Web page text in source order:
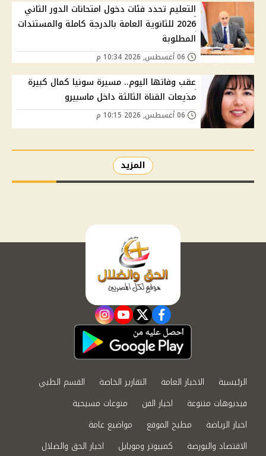
التعليم تحدد فئات دخول امتحانات الدور الثاني
2026 للثانوية العامة بالدرجة كاملة والمستندات
المطلوبة
عقب وفاتها اليوم.. مسيرة سونيا كمال كبيرة
مذيعات القناة الثالثة داخل ماسبيرو
المزيد
facebook
twitter
youtube
instagram
الرئيسية الاخبار العامة التقارير الخاصة
القسم الطبي
فيديوهات متنوعة
اخبار الفن
منوعات مسيحية
اخبار الرياضة
مطبخ الموقع
مواضيع عامة
الاقتصاد والبورصة
كمبيوتر وموبايل اخبار الحق والضلال